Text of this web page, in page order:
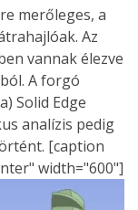
merőleges, a
Az
vannak élezve
A forgó
Solid Edge
analízis pedig
[caption
width="600"]